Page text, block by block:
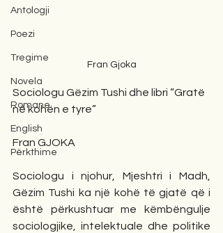
Antologji
Poezi
Tregime
Novela
Romane
English
Përkthime
Fran Gjoka
Sociologu Gëzim Tushi dhe libri “Gratë
në kohën e tyre”
Fran GJOKA
Sociologu i njohur, Mjeshtri i Madh,
Gëzim Tushi ka një kohë të gjatë që i
është përkushtuar me këmbëngulje
sociologjike, intelektuale dhe politike